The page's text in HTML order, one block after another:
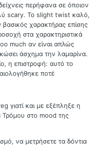
περήφανα σε όποιον
scary. Το slight twist καλό,
χαρακτήρας επίσης
στα χαρακτηριστικά
much αν είναι απλώς
άσχημα την λαμαρίνα.
η επιστροφή: αυτό το
ποτέ
γιατί και με εξέπληξε η
Τρόμου στο mood της
να μετρήσετε τα δόντια